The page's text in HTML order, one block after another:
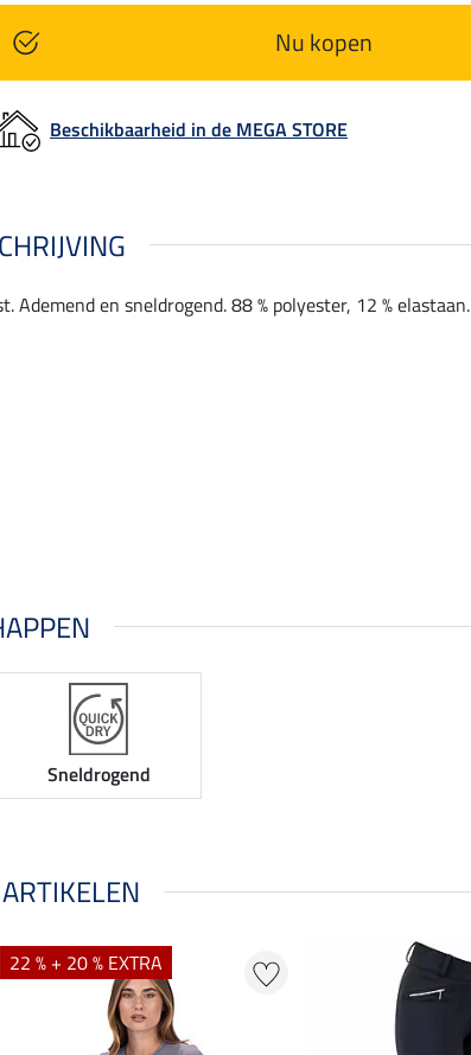
Nu kopen
Beschikbaarheid in de MEGA STORE
en sneldrogend. 88 % polyester, 12 % elastaan.
Sneldrogend
22 % + 20 % EXTRA